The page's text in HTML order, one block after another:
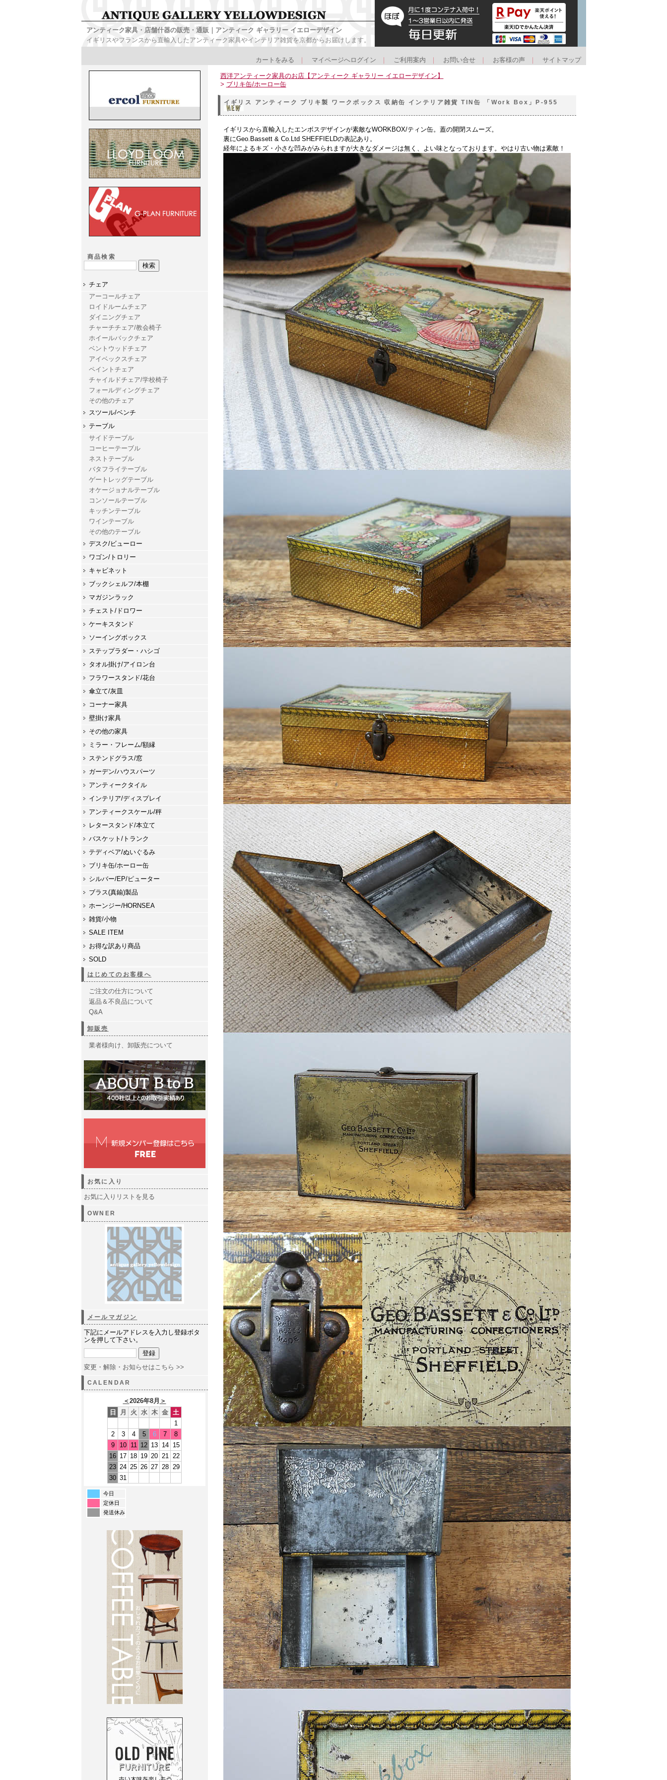
アンティーク家具・店舗什器の販売・通販｜アンティーク ギャラリー イエローデザイン
イギリスやフランスから直輸入したアンティーク家具やインテリア雑貨を京都からお届けします。
カートをみる マイページへログイン ご利用案内 お問い合せ お客様の声 サイトマップ
商品検索
チェア
アーコールチェア
ロイドルームチェア
ダイニングチェア
チャーチチェア/教会椅子
ホイールバックチェア
ベントウッドチェア
アイベックスチェア
ペイントチェア
チャイルドチェア/学校椅子
フォールディングチェア
その他のチェア
スツール/ベンチ
テーブル
サイドテーブル
コーヒーテーブル
ネストテーブル
バタフライテーブル
ゲートレッグテーブル
オケージョナルテーブル
コンソールテーブル
キッチンテーブル
ワインテーブル
その他のテーブル
デスク/ビューロー
ワゴン/トロリー
キャビネット
ブックシェルフ/本棚
マガジンラック
チェスト/ドロワー
ケーキスタンド
ソーイングボックス
ステップラダー・ハシゴ
タオル掛け/アイロン台
フラワースタンド/花台
傘立て/灰皿
コーナー家具
壁掛け家具
その他の家具
ミラー・フレーム/額縁
ステンドグラス/窓
ガーデン/ハウスパーツ
アンティークタイル
インテリア/ディスプレイ
アンティークスケール/秤
レタースタンド/本立て
バスケット/トランク
テディベア/ぬいぐるみ
ブリキ缶/ホーロー缶
シルバー/EP/ピューター
ブラス(真鍮)製品
ホーンジー/HORNSEA
雑貨/小物
SALE ITEM
お得な訳あり商品
SOLD
はじめてのお客様へ
ご注文の仕方について
返品＆不良品について
Q&A
卸販売
業者様向け、卸販売について
お気に入り
お気に入りリストを見る
OWNER
メールマガジン
下記にメールアドレスを入力し登録ボタ
ンを押して下さい。
変更・解除・お知らせはこちら >>
CALENDAR
＜2026年8月 ＞
日
月 火 水 木 金 土
1
2
3 4 5 6 7
8
9
10 11 12 13 14
15
16 17 18 19 20 21 22
23 24 25 26 27 28 29
30 31
今日
定休日
発送休み
西洋アンティーク家具のお店【アンティーク ギャラリー イエローデザイン】
> ブリキ缶/ホーロー缶
イギリス アンティーク ブリキ製 ワークボックス 収納缶 インテリア雑貨 TIN缶 「Work Box」P-955
イギリスから直輸入したエンボスデザインが素敵なWORKBOX/ティン缶。蓋の開閉スムーズ。
裏にGeo.Bassett & Co.Ltd SHEFFIELDの表記あり。
経年によるキズ・小さな凹みがみられますが大きなダメージは無く、よい味となっております。やはり古い物は素敵！